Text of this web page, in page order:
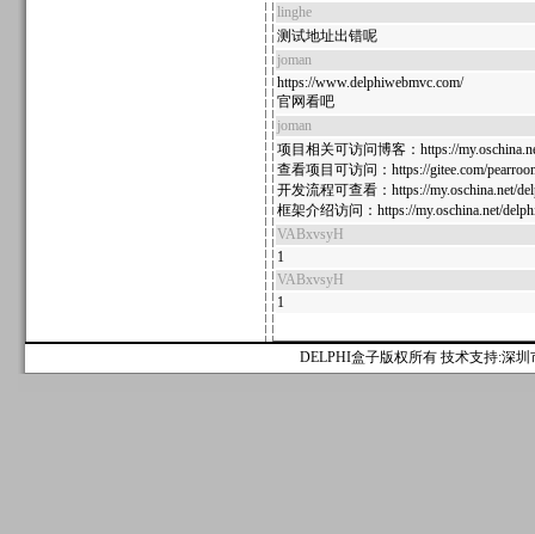
linghe
测试地址出错呢
joman
https://www.delphiwebmvc.com/
官网看吧
joman
项目相关可访问博客：https://
查看项目可访问：https://gitee.com/
开发流程可查看：https://my.oschina.net/
框架介绍访问：https://my.oschina.net/
VABxvsyH
1
VABxvsyH
1
DELPHI盒子版权所有 技术支持:深